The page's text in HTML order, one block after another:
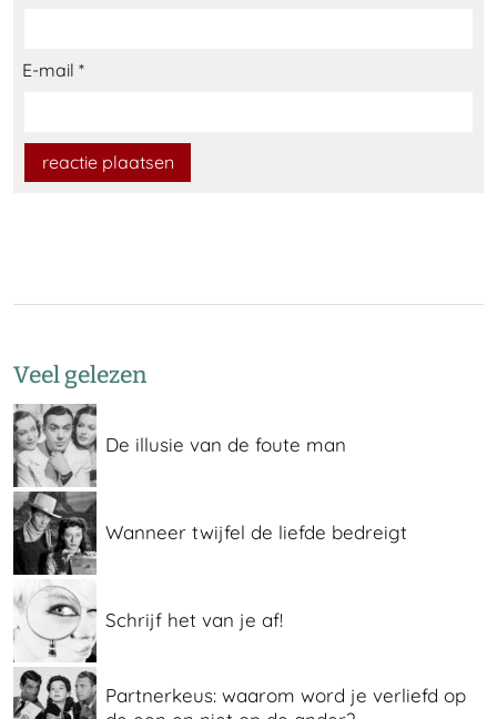
E-mail *
Veel gelezen
De illusie van de foute man
Wanneer twijfel de liefde bedreigt
Schrijf het van je af!
Partnerkeus: waarom word je verliefd op